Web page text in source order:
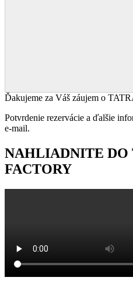
Ďakujeme za Váš záujem o
Potvrdenie rezervácie a ďalšie
e-mail.
NAHLIADNITE DO
FACTORY